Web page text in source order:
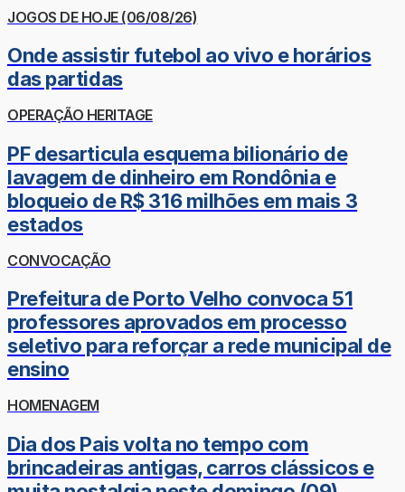
JOGOS DE HOJE (06/08/26)
Onde assistir futebol ao vivo e horários
das partidas
OPERAÇÃO HERITAGE
PF desarticula esquema bilionário de
lavagem de dinheiro em Rondônia e
bloqueio de R$ 316 milhões em mais 3
estados
CONVOCAÇÃO
Prefeitura de Porto Velho convoca 51
professores aprovados em processo
seletivo para reforçar a rede municipal de
ensino
HOMENAGEM
Dia dos Pais volta no tempo com
brincadeiras antigas, carros clássicos e